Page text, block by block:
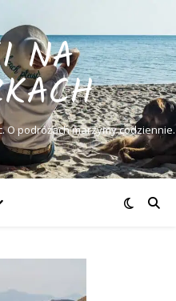
NA
O podróżach marzymy codziennie.